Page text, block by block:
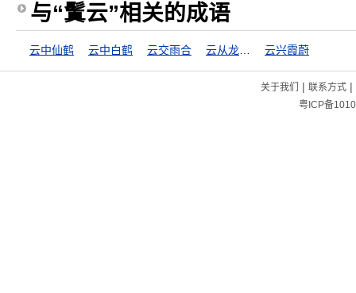
与“鬒云”相关的成语
云中仙鹤 云中白鹤 云交雨合 云兴霞蔚
关于我们 | 联系方式|
粤ICP备